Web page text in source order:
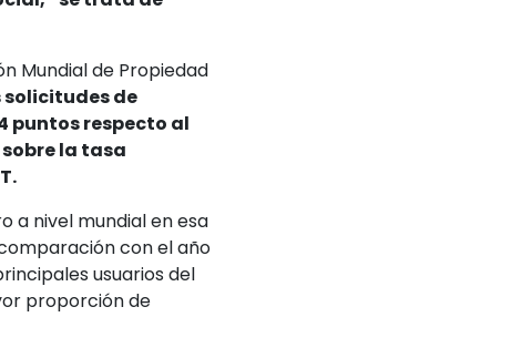
Mundial de Propiedad
solicitudes de
puntos respecto al
la tasa
a nivel mundial en esa
con el año
usuarios del
proporción de